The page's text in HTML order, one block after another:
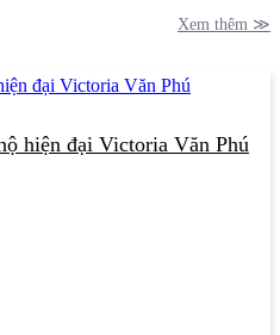
Xem thêm ≫
hiện đại Victoria Văn Phú